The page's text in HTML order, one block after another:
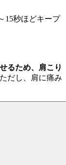
15秒ほどキープ
るため、肩こり
ただし、肩に痛み